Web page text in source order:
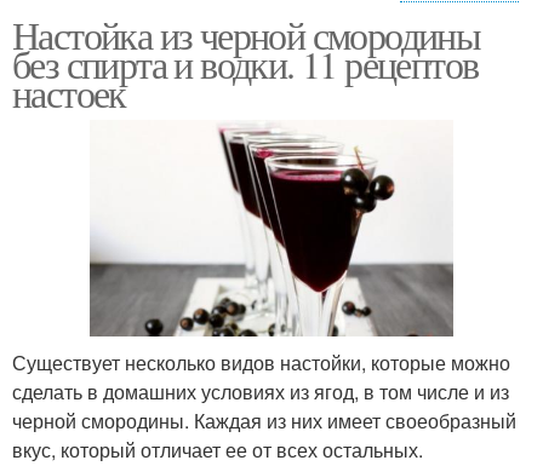
Домашняя настойка Настойка из йошты
Настойки из йошты Настойка из ягод
Настойка из черной смородины
без спирта и водки. 11 рецептов
настоек
Существует несколько видов настойки, которые можно
сделать в домашних условиях из ягод, в том числе и из
черной смородины. Каждая из них имеет своеобразный
вкус, который отличает ее от всех остальных.